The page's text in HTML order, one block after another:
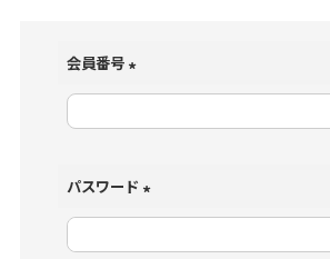
会員番号
(
必
パスワード
(
必